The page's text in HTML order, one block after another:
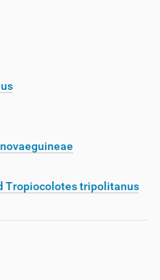
Tropiocolotes tripolitanus